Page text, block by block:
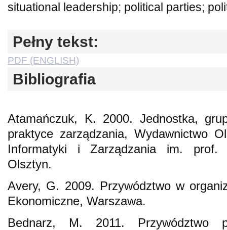
situational leadership; political parties;
Pełny tekst:
PDF (ENGLISH)
Bibliografia
Atamańczuk, K. 2000. Jednostka,
praktyce zarządzania, Wydawnictwo
Informatyki i Zarządzania im. prof.
Olsztyn.
Avery, G. 2009. Przywództwo w
Ekonomiczne, Warszawa.
Bednarz, M. 2011. Przywództwo